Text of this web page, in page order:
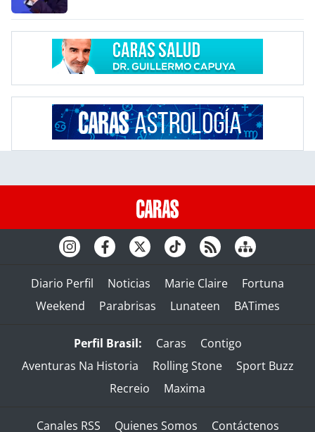
Diario Perfil Noticias Marie Claire
Fortuna
Weekend
Parabrisas Lunateen BATimes
Perfil Brasil: Caras
Contigo
Aventuras Na Historia
Rolling Stone
Sport Buzz
Recreio
Maxima
Canales RSS Quienes Somos Contáctenos